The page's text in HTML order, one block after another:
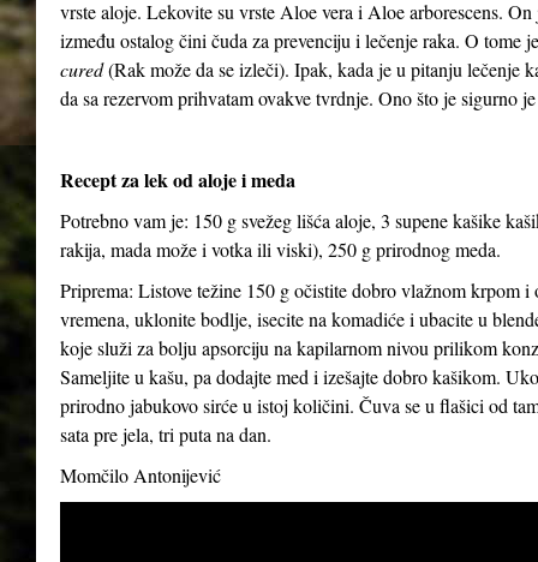
vrste aloje. Lekovite su vrste Aloe vera i Aloe arborescens.
između ostalog čini čuda za prevenciju i lečenje raka. O
cured(Rak može da se izleči). Ipak, kada je u pitanju lečenje
da sa rezervom prihvatam ovakve tvrdnje. Ono što je sigurno
Recept za lek od aloje i meda
Potrebno vam je: 150 g svežeg lišća aloje, 3 supene kašike
rakija, mada može i votka ili viski), 250 g prirodnog meda.
Priprema: Listove težine 150 g očistite dobro vlažnom krpom
vremena, uklonite bodlje, isecite na komadiće i ubacite u
koje služi za bolju apsorciju na kapilarnom nivou prilikom
Sameljite u kašu, pa dodajte med i izešajte dobro kašikom.
prirodno jabukovo sirće u istoj količini. Čuva se u flašici od
sata pre jela, tri puta na dan.
Momčilo Antonijević